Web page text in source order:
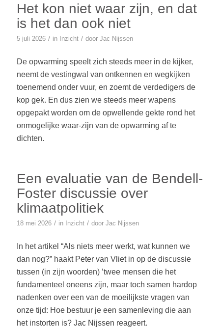
Het kon niet waar zijn, en dat
is het dan ook niet
5 juli 2026 / in Inzicht / door Jac Nijssen
De opwarming speelt zich steeds meer in de kijker,
neemt de vestingwal van ontkennen en wegkijken
toenemend onder vuur, en zoemt de verdedigers de
kop gek. En dus zien we steeds meer wapens
opgepakt worden om de opwellende gekte rond het
onmogelijke waar-zijn van de opwarming af te
dichten.
Een evaluatie van de Bendell-
Foster discussie over
klimaatpolitiek
18 mei 2026 / in Inzicht / door Jac Nijssen
In het artikel “Als niets meer werkt, wat kunnen we
dan nog?” haakt Peter van Vliet in op de discussie
tussen (in zijn woorden) ’twee mensen die het
fundamenteel oneens zijn, maar toch samen hardop
nadenken over een van de moeilijkste vragen van
onze tijd: Hoe bestuur je een samenleving die aan
het instorten is? Jac Nijssen reageert.